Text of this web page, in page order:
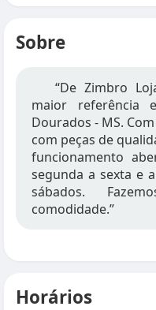
Sobre
“De Zimbro
maior referência
Dourados - MS.
com peças de
funcionamento
segunda a sexta e
sábados.
comodidade.”
Horários